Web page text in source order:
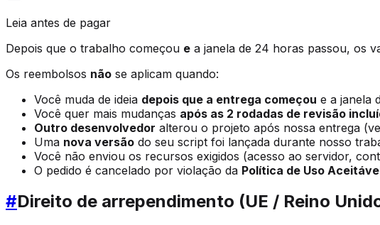
Leia antes de pagar
Depois que o trabalho começou e a janela de 24 horas passou, os
Os reembolsos não se aplicam quando:
Você muda de ideia depois que a entrega começou e a janela
Você quer mais mudanças após as 2 rodadas de revisão
Outro desenvolvedor alterou o projeto após nossa entrega
Uma nova versão do seu script foi lançada durante nosso
Você não enviou os recursos exigidos (acesso ao servidor,
O pedido é cancelado por violação da Política de Uso
#Direito de arrependimento (UE / Reino